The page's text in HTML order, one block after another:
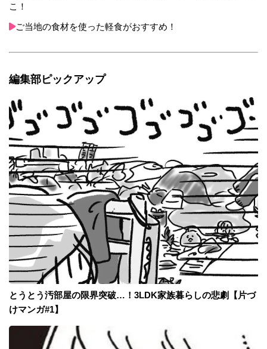
こ！
ご当地の食材を使った軽食がおすすめ！
編集部ピックアップ
とうとう汚部屋の限界突破…！3LDK家族暮らしの悲劇【片づ
けマンガ#1】